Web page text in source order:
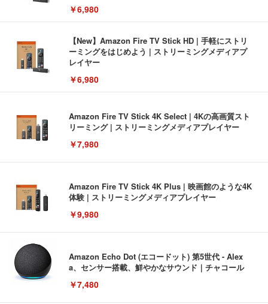
￥6,980
【New】Amazon Fire TV Stick HD | 手軽にストリ
ーミングをはじめよう | ストリーミングメディアプ
レイヤー
￥6,980
Amazon Fire TV Stick 4K Select | 4Kの高画質スト
リーミング | ストリーミングメディアプレイヤー
￥7,980
Amazon Fire TV Stick 4K Plus | 映画館のような4K
体験 | ストリーミングメディアプレイヤー
￥9,980
Amazon Echo Dot (エコードット) 第5世代 - Alex
a、センサー搭載、鮮やかなサウンド｜チャコール
￥7,480